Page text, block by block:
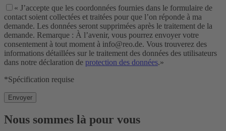
« J’accepte que les coordonnées fournies dans le formulaire de
contact soient collectées et traitées pour que l’on réponde à ma
demande. Les données seront supprimées après le traitement de la
demande. Remarque : À l’avenir, vous pourrez envoyer votre
consentement à tout moment à info@reo.de. Vous trouverez des
informations détaillées sur le traitement des données des utilisateurs
dans notre déclaration de protection des données.»
*Spécification requise
Nous sommes là pour vous